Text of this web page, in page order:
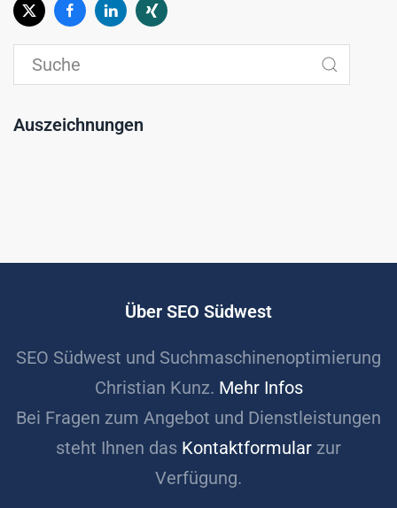
Auszeichnungen
Über SEO Südwest
SEO Südwest und Suchmaschinenoptimierung
Christian Kunz. Mehr Infos
Bei Fragen zum Angebot und Dienstleistungen
steht Ihnen das Kontaktformular zur
Verfügung.